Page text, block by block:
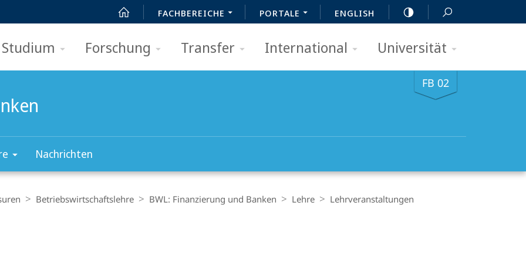
FACHBEREICHE PORTALE ENGLISH
Studium Forschung Transfer International Universität
FB 02
Nachrichten
Betriebs­wirt­schaftslehre BWL: Finanzierung und Banken Lehre
Lehrveranstaltungen